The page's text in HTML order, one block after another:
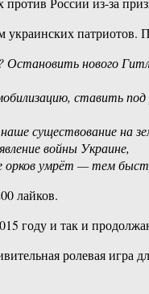
патриотов.
нового
ставить
существование на
войны Украине,
орков умрёт — тем
лайков.
году и так и
ролевая игра